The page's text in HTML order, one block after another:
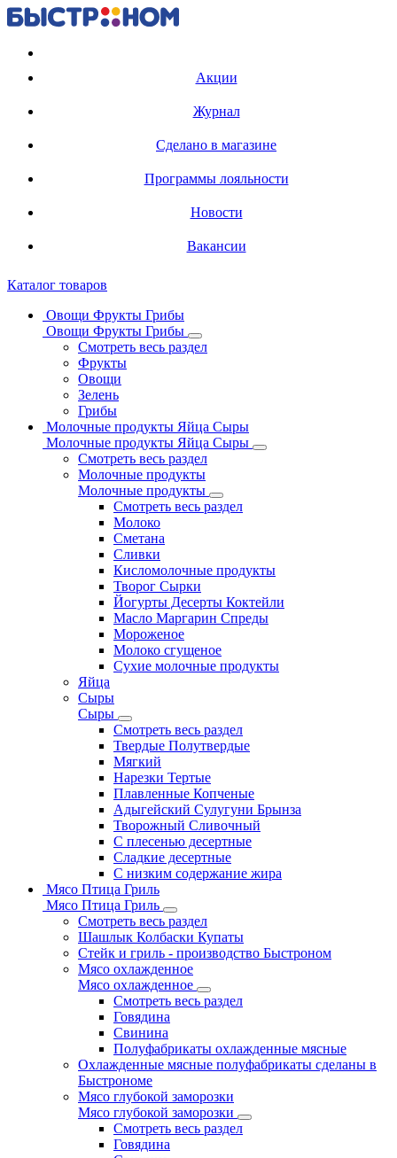
Акции
Журнал
Сделано в магазине
Программы лояльности
Новости
Вакансии
Каталог товаров
Овощи Фрукты Грибы
Овощи Фрукты Грибы
Смотреть весь раздел
Фрукты
Овощи
Зелень
Грибы
Молочные продукты Яйца Сыры
Молочные продукты Яйца Сыры
Смотреть весь раздел
Молочные продукты
Молочные продукты
Смотреть весь раздел
Молоко
Сметана
Сливки
Кисломолочные продукты
Творог Сырки
Йогурты Десерты Коктейли
Масло Маргарин Спреды
Мороженое
Молоко сгущеное
Сухие молочные продукты
Яйца
Сыры
Сыры
Смотреть весь раздел
Твердые Полутвердые
Мягкий
Нарезки Тертые
Плавленные Копченые
Адыгейский Сулугуни Брынза
Творожный Сливочный
С плесенью десертные
Сладкие десертные
С низким содержание жира
Мясо Птица Гриль
Мясо Птица Гриль
Смотреть весь раздел
Шашлык Колбаски Купаты
Стейк и гриль - производство Быстроном
Мясо охлажденное
Мясо охлажденное
Смотреть весь раздел
Говядина
Свинина
Полуфабрикаты охлажденные мясные
Охлажденные мясные полуфабрикаты сделаны в
Быстрономе
Мясо глубокой заморозки
Мясо глубокой заморозки
Смотреть весь раздел
Говядина